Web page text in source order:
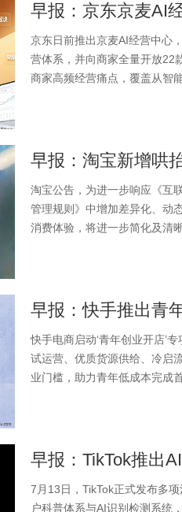
京东日前推出京麦AI经营中心
营体系，并向商家全量开放22
商家高频经营痛点，覆盖从智
淘宝公告，为进一步响应《互
管理规则》中增加差异化、动
消费体验，将进一步简化及清
快手电商启动‘青年创业开店’
试运营、优质货源供给、冷启
业门槛，助力青年低成本完成
7月13日，TikTok正式发布多
户科普体系与AI识别检测系统